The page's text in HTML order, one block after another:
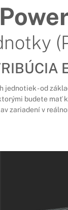
- od
budete mať
zariadení v